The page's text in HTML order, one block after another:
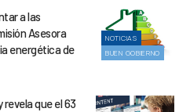
NOTICIAS
BUEN GOBIERNO
a las
Asesora
energética de
que el 63